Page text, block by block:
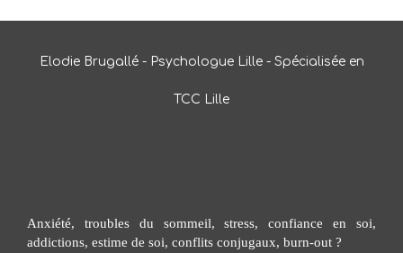
Elodie Brugallé - Psychologue Lille - Spécialisée en
TCC Lille
Anxiété, troubles du sommeil, stress, confiance en soi,
addictions, estime de soi, conflits conjugaux, burn-out ?